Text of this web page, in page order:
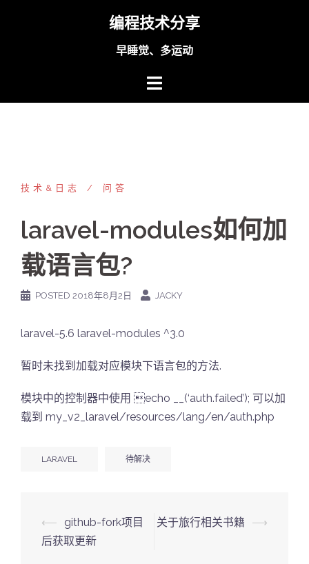
编程技术分享
早睡觉、多运动
技术&日志 问答
laravel-modules如何加
载语言包?
POSTED 2018年8月2日 JACKY
laravel-5.6 laravel-modules ^3.0
暂时未找到加载对应模块下语言包的方法.
模块中的控制器中使用 echo __(‘auth.failed’); 可以加
载到 my_v2_laravel/resources/lang/en/auth.php
LARAVEL 待解决
Post
navigation
⟵
github-fork项目
后获取更新
关于旅行相关书籍 ⟶